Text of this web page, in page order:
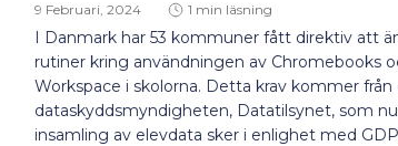
9 Februari, 2024 1 min läsning
I Danmark har 53 kommuner fått direktiv att
rutiner kring användningen av Chromebooks
Workspace i skolorna. Detta krav kommer från
dataskyddsmyndigheten, Datatilsynet, som
insamling av elevdata sker i enlighet med